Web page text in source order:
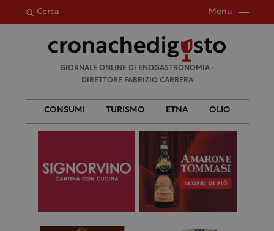
Cerca Menu
per:
GIORNALE ONLINE DI ENOGASTRONOMIA •
DIRETTORE FABRIZIO CARRERA
CONSUMI TURISMO ETNA OLIO